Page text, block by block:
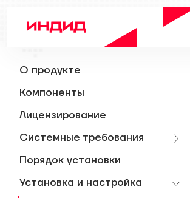
О продукте
Компоненты
Лицензирование
Системные требования
Порядок установки
Установка и настройка